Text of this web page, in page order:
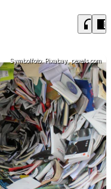
headphones chrome_reader_mode
Symbolfoto: Pixabay, pexels.com